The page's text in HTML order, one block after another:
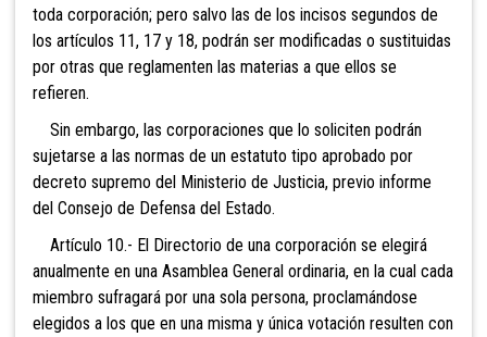
toda corporación; pero salvo las de los incisos segundos de
los artículos 11, 17 y 18, podrán ser modificadas o sustituidas
por otras que reglamenten las materias a que ellos se
refieren.
Sin embargo, las corporaciones que lo soliciten podrán
sujetarse a las normas de un estatuto tipo aprobado por
decreto supremo del Ministerio de Justicia, previo informe
del Consejo de Defensa del Estado.
Artículo 10.- El Directorio de una corporación se elegirá
anualmente en una Asamblea General ordinaria, en la cual cada
miembro sufragará por una sola persona, proclamándose
elegidos a los que en una misma y única votación resulten con